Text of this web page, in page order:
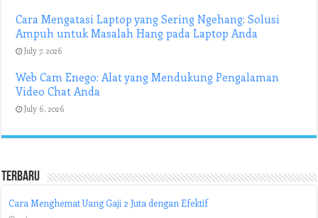
Cara Mengatasi Laptop yang Sering Ngehang: Solusi
Ampuh untuk Masalah Hang pada Laptop Anda
July 7, 2026
Web Cam Enego: Alat yang Mendukung Pengalaman
Video Chat Anda
July 6, 2026
Terbaru
Cara Menghemat Uang Gaji 2 Juta dengan Efektif